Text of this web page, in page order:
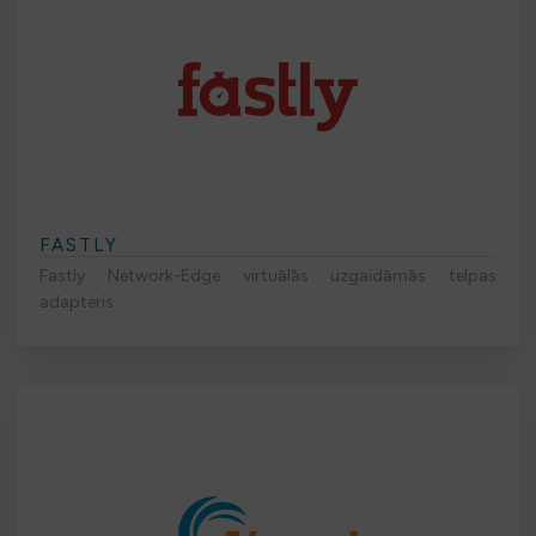
FASTLY
Fastly Network-Edge virtuālās uzgaidāmās telpas
adapteris.